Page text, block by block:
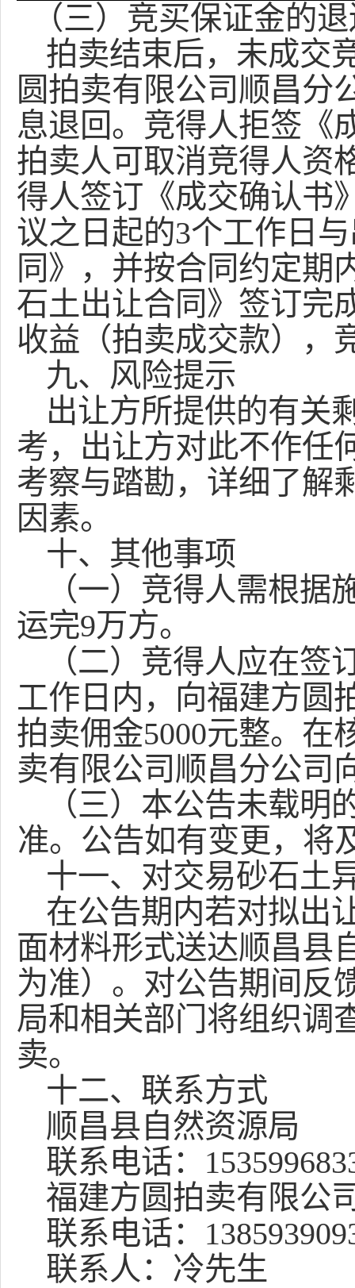
（三）竞买保证金的
拍卖结束后，未成交
圆拍卖有限公司顺昌分
息退回。竞得人拒签《
拍卖人可取消竞得人资
得人签订《成交确认书
议之日起的3个工作日
同》
， 并按合同约定期
石土出让合同》签订完
收益 （拍卖成交款） ，
九、风险提示
出让方所提供的有关
考，出让方对此不作任
考察与踏勘，详细了解
因素。
十、其他事项
（一） 竞得人需根据
运完9万方。
（二）竞得人应在签
工作日内，向福建方圆
拍卖佣金5000元整。在
卖有限公司顺昌分公司
（三）本公告未载明
准。公告如有变更，将
十一、对交易砂石土
在公告期内若对拟出
面材料形式送达顺昌县
为准）。对公告期间反
局和相关部门将组织调
卖。
十二、联系方式
顺昌县自然资源局
联系电话：
福建方圆拍卖有限公
联系电话：
联系人：冷先生